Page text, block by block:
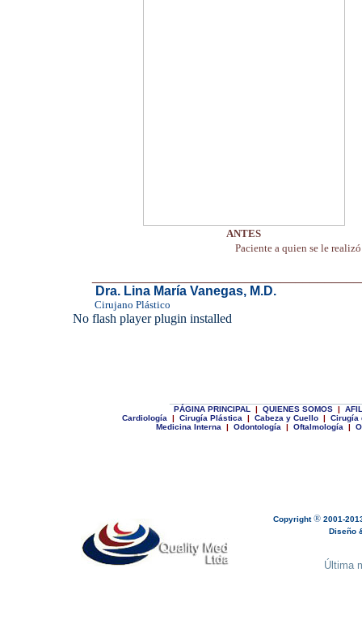
ANTES
Paciente a quien se le
Dra. Lina María Vanegas, M.D.
Cirujano Plástico
No flash player plugin installed
PÁGINA PRINCIPAL | QUIENES SOMOS | A
Cardiología
| Cirugía Plástica | Cabeza y Cuello |
Cirugía
Medicina Interna
| Odontología | Oftalmología |
Copyright® 2001-
Diseño &
Última